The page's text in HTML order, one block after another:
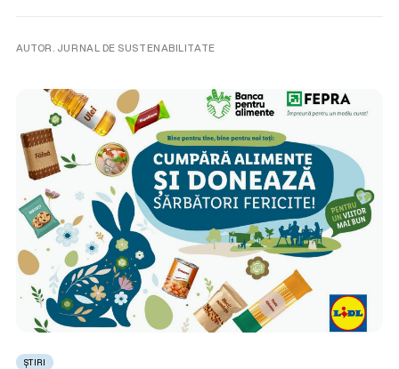
AUTOR. JURNAL DE SUSTENABILITATE
ȘTIRI